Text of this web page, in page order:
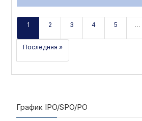
1 2 3 4 5 …
Последняя »
График IPO/SPO/PO